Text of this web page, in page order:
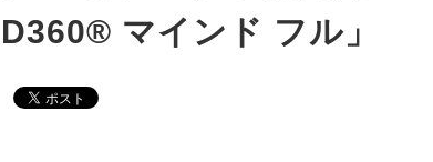
D360® マインド フル」